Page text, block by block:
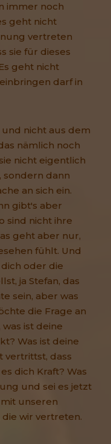
immer noch
geht nicht
vertreten
sie für dieses
geht nicht
darf in
nicht aus dem
nämlich noch
nicht eigentlich
sondern dann
an sich ein.
gibt's aber
sind nicht ihre
geht aber nur,
fühlt. Und
oder die
ja Stefan, das
sein, aber was
die Frage an
ist deine
Was ist deine
vertrittst, dass
dich Kraft? Was
und sei es jetzt
unseren
wir vertreten.